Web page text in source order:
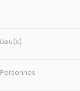
Lieu(x)
Personnes